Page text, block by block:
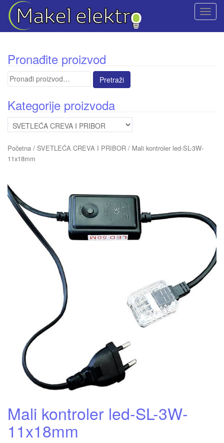
T
Pronađite proizvod
Pretraga
Kategorije proizvoda
Početna / SVETLEĆA CREVA I PRIBOR / Mali kontroler led-SL-3W-
11x18mm
Mali kontroler led-SL-3W-
11x18mm